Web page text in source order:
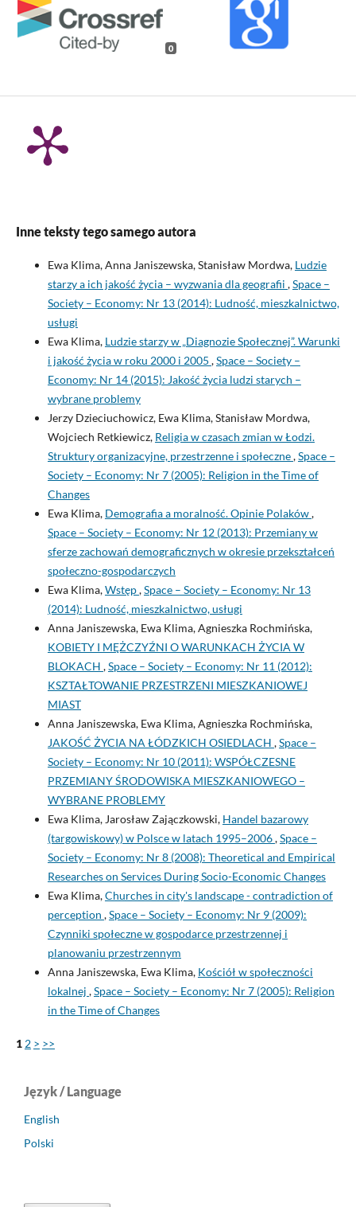
0
Inne teksty tego samego autora
Ewa Klima, Anna Janiszewska, Stanisław Mordwa, Ludzie
starzy a ich jakość życia – wyzwania dla geografii ,Space –
Society – Economy: Nr 13 (2014): Ludność, mieszkalnictwo,
usługi
Ewa Klima, Ludzie starzy w „Diagnozie Społecznej”. Warunki
i jakość życia w roku 2000 i 2005 ,Space – Society –
Economy: Nr 14 (2015): Jakość życia ludzi starych –
wybrane problemy
Jerzy Dzieciuchowicz, Ewa Klima, Stanisław Mordwa,
Wojciech Retkiewicz, Religia w czasach zmian w Łodzi.
Struktury organizacyjne, przestrzenne i społeczne,Space –
Society – Economy: Nr 7 (2005): Religion in the Time of
Changes
Ewa Klima, Demografia a moralność. Opinie Polaków,
Space – Society – Economy: Nr 12 (2013): Przemiany w
sferze zachowań demograficznych w okresie przekształceń
społeczno-gospodarczych
Ewa Klima,Wstęp,Space – Society – Economy: Nr 13
(2014): Ludność, mieszkalnictwo, usługi
Anna Janiszewska, Ewa Klima, Agnieszka Rochmińska,
KOBIETY I MĘŻCZYŹNI O WARUNKACH ŻYCIA W
BLOKACH ,Space – Society – Economy: Nr 11 (2012):
KSZTAŁTOWANIE PRZESTRZENI MIESZKANIOWEJ
MIAST
Anna Janiszewska, Ewa Klima, Agnieszka Rochmińska,
JAKOŚĆ ŻYCIA NA ŁÓDZKICH OSIEDLACH ,Space –
Society – Economy: Nr 10 (2011): WSPÓŁCZESNE
PRZEMIANY ŚRODOWISKA MIESZKANIOWEGO –
WYBRANE PROBLEMY
Ewa Klima, Jarosław Zajączkowski, Handel bazarowy
(targowiskowy) w Polsce w latach 1995–2006,Space –
Society – Economy: Nr 8 (2008): Theoretical and Empirical
Researches on Services During Socio-Economic Changes
Ewa Klima,Churches in city's landscape - contradiction of
perception ,Space – Society – Economy: Nr 9 (2009):
Czynniki społeczne w gospodarce przestrzennej i
planowaniu przestrzennym
Anna Janiszewska, Ewa Klima, Kościół w społeczności
lokalnej ,Space – Society – Economy: Nr 7 (2005): Religion
in the Time of Changes
1 2 > >>
Język / Language
English
Polski